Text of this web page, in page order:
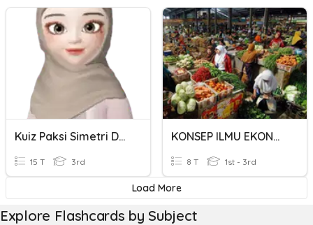
Kuiz Paksi Simetri Dan Penyelesaian Masalah Bentuk
15 T 3rd
KONSEP ILMU EKONOMI DAN MASALAH EKONOMI
8 T 1st - 3rd
Load More
Explore Flashcards by Subject